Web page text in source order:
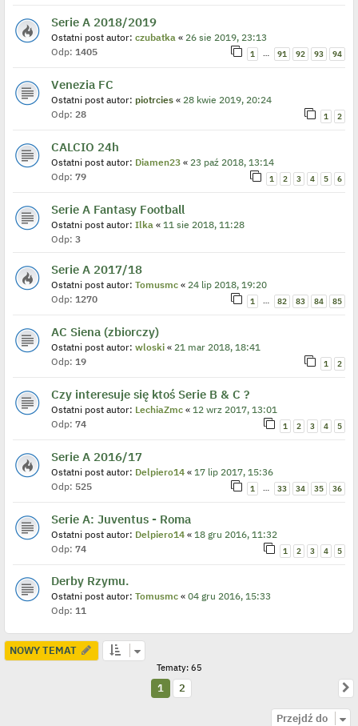
Serie A 2018/2019
Ostatni post autor: czubatka « 26 sie 2019, 23:13
Odp: 1405 1 … 91 92 93 94
Venezia FC
Ostatni post autor: piotrcies « 28 kwie 2019, 20:24
Odp: 28 1 2
CALCIO 24h
Ostatni post autor: Diamen23 « 23 paź 2018, 13:14
Odp: 79 1 2 3 4 5 6
Serie A Fantasy Football
Ostatni post autor: Ilka « 11 sie 2018, 11:28
Odp: 3
Serie A 2017/18
Ostatni post autor: Tomusmc « 24 lip 2018, 19:20
Odp: 1270 1 … 82 83 84 85
AC Siena (zbiorczy)
Ostatni post autor: wloski « 21 mar 2018, 18:41
Odp: 19 1 2
Czy interesuje się ktoś Serie B & C ?
Ostatni post autor: LechiaZmc « 12 wrz 2017, 13:01
Odp: 74 1 2 3 4 5
Serie A 2016/17
Ostatni post autor: Delpiero14 « 17 lip 2017, 15:36
Odp: 525 1 … 33 34 35 36
Serie A: Juventus - Roma
Ostatni post autor: Delpiero14 « 18 gru 2016, 11:32
Odp: 74 1 2 3 4 5
Derby Rzymu.
Ostatni post autor: Tomusmc « 04 gru 2016, 15:33
Odp: 11
NOWY TEMAT
Tematy: 65
1 2
Przejdź do